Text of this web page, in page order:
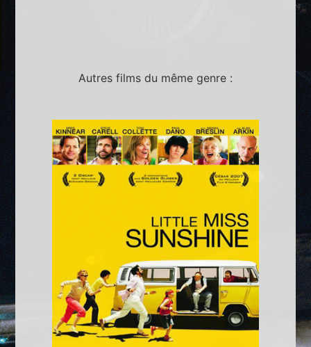
Autres films du même genre :